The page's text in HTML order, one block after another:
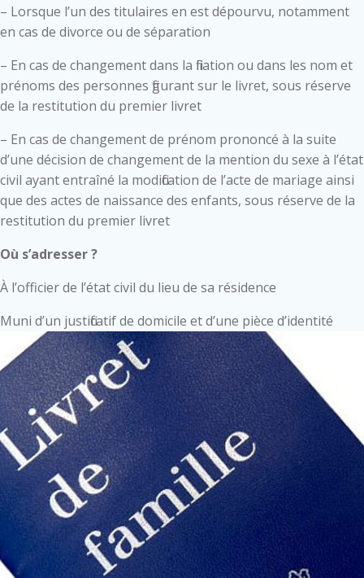
– Lorsque l’un des titulaires en est dépourvu, notamment
en cas de divorce ou de séparation
– En cas de changement dans la filiation ou dans les nom et
prénoms des personnes figurant sur le livret, sous réserve
de la restitution du premier livret
– En cas de changement de prénom prononcé à la suite
d’une décision de changement de la mention du sexe à l’état
civil ayant entraîné la modification de l’acte de mariage ainsi
que des actes de naissance des enfants, sous réserve de la
restitution du premier livret
Où s’adresser ?
À l’officier de l’état civil du lieu de sa résidence
Muni d’un justificatif de domicile et d’une pièce d’identité